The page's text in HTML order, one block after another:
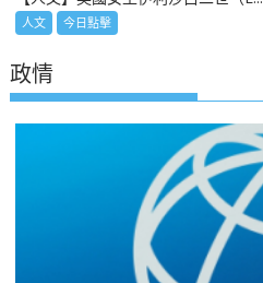
人文 今日點擊
政情